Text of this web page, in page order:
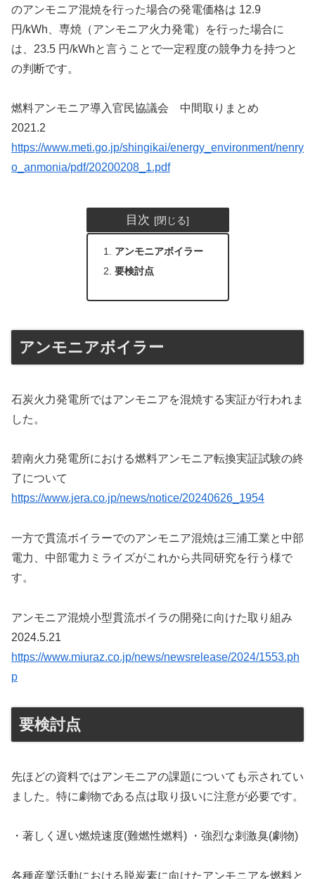
のアンモニア混焼を行った場合の発電価格は 12.9
円/kWh、専焼（アンモニア火力発電）を行った場合に
は、23.5 円/kWhと言うことで一定程度の競争力を持つと
の判断です。
燃料アンモニア導入官民協議会 中間取りまとめ
2021.2
https://www.meti.go.jp/shingikai/energy_environment/nenry
o_anmonia/pdf/20200208_1.pdf
目次
アンモニアボイラー
要検討点
アンモニアボイラー
石炭火力発電所ではアンモニアを混焼する実証が行われま
した。
碧南火力発電所における燃料アンモニア転換実証試験の終
了について
https://www.jera.co.jp/news/notice/20240626_1954
一方で貫流ボイラーでのアンモニア混焼は三浦工業と中部
電力、中部電力ミライズがこれから共同研究を行う様で
す。
アンモニア混焼小型貫流ボイラの開発に向けた取り組み
2024.5.21
https://www.miuraz.co.jp/news/newsrelease/2024/1553.ph
p
要検討点
先ほどの資料ではアンモニアの課題についても示されてい
ました。特に劇物である点は取り扱いに注意が必要です。
・著しく遅い燃焼速度(難燃性燃料) ・強烈な刺激臭(劇物)
各種産業活動における脱炭素に向けたアンモニアを燃料と